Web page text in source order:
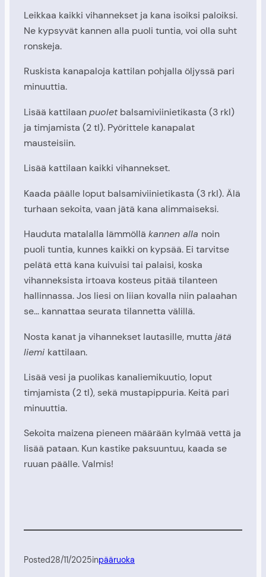
Leikkaa kaikki vihannekset ja kana isoiksi paloiksi.
Ne kypsyvät kannen alla puoli tuntia, voi olla suht
ronskeja.
Ruskista kanapaloja kattilan pohjalla öljyssä pari
minuuttia.
Lisää kattilaanpuoletbalsamiviinietikasta (3 rkl)
ja timjamista (2 tl). Pyörittele kanapalat
mausteisiin.
Lisää kattilaan kaikki vihannekset.
Kaada päälle loput balsamiviinietikasta (3 rkl). Älä
turhaan sekoita, vaan jätä kana alimmaiseksi.
Hauduta matalalla lämmöllä kannen alla noin
puoli tuntia, kunnes kaikki on kypsää. Ei tarvitse
pelätä että kana kuivuisi tai palaisi, koska
vihanneksista irtoava kosteus pitää tilanteen
hallinnassa. Jos liesi on liian kovalla niin palaahan
se… kannattaa seurata tilannetta välillä.
Nosta kanat ja vihannekset lautasille, mutta jätä
liemi kattilaan.
Lisää vesi ja puolikas kanaliemikuutio, loput
timjamista (2 tl), sekä mustapippuria. Keitä pari
minuuttia.
Sekoita maizena pieneen määrään kylmää vettä ja
lisää pataan. Kun kastike paksuuntuu, kaada se
ruuan päälle. Valmis!
Posted28/11/2025inpääruoka